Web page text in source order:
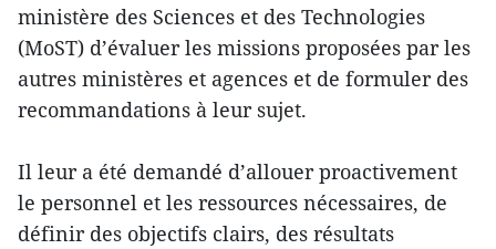
ministère des Sciences et des Technologies
(MoST) d’évaluer les missions proposées par les
autres ministères et agences et de formuler des
recommandations à leur sujet.
Il leur a été demandé d’allouer proactivement
le personnel et les ressources nécessaires, de
définir des objectifs clairs, des résultats